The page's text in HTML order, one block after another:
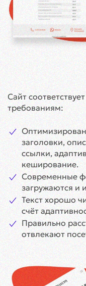
Сайт
требованиям:
заголовки,
ссылки,
кеширование.
Современные
загружаются и
Текст хорошо
счёт
Правильно
отвлекают